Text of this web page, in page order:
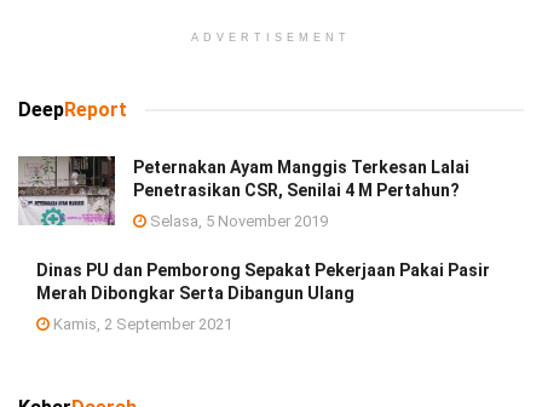
ADVERTISEMENT
DeepReport
Peternakan Ayam Manggis Terkesan Lalai
Penetrasikan CSR, Senilai 4 M Pertahun?
Selasa, 5 November 2019
Dinas PU dan Pemborong Sepakat Pekerjaan Pakai Pasir
Merah Dibongkar Serta Dibangun Ulang
Kamis, 2 September 2021